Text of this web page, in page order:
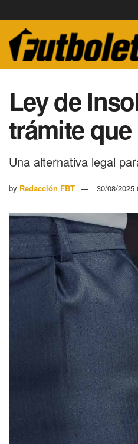
Ley de
trámite
Una alternativa legal
by Redacción FBT 30/08/2025